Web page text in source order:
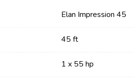
Elan Impression 45
45 ft
1 x 55 hp